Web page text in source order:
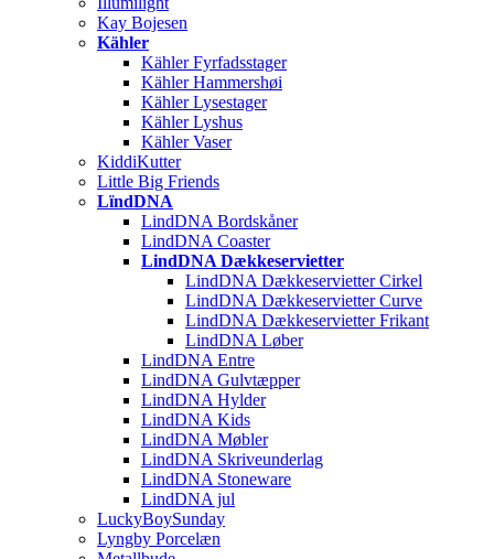
Kay Bojesen
Kähler
Kähler Fyrfadsstager
Kähler Hammershøi
Kähler Lysestager
Kähler Lyshus
Kähler Vaser
KiddiKutter
Little Big Friends
LïndDNA
LindDNA Bordskåner
LindDNA Coaster
LindDNA Dækkeservietter
LindDNA Dækkeservietter Cirkel
LindDNA Dækkeservietter Curve
LindDNA Dækkeservietter Frikant
LindDNA Løber
LindDNA Entre
LindDNA Gulvtæpper
LindDNA Hylder
LindDNA Kids
LindDNA Møbler
LindDNA Skriveunderlag
LindDNA Stoneware
LindDNA jul
LuckyBoySunday
Lyngby Porcelæn